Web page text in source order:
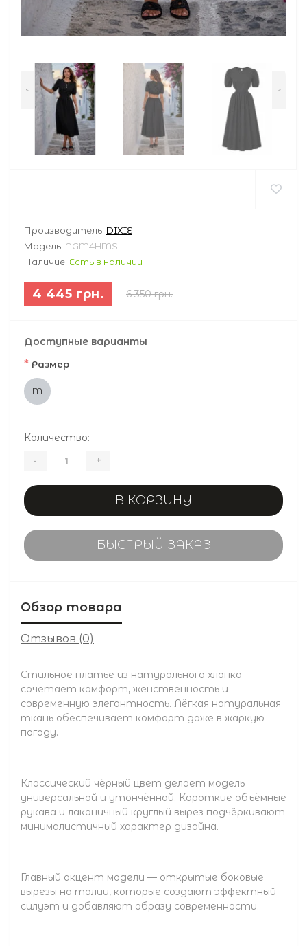
< >
Производитель: DIXIE
Модель: AGM4HMS
Наличие: Есть в наличии
4 445 грн. 6 350 грн.
Доступные варианты
* Размер
M
Количество:
- +
В КОРЗИНУ
БЫСТРЫЙ ЗАКАЗ
Обзор товара
Отзывов (0)
Стильное платье из натурального хлопка
сочетает комфорт, женственность и
современную элегантность. Лёгкая натуральная
ткань обеспечивает комфорт даже в жаркую
погоду.
Классический чёрный цвет делает модель
универсальной и утончённой. Короткие объёмные
рукава и лаконичный круглый вырез подчёркивают
минималистичный характер дизайна.
Главный акцент модели — открытые боковые
вырезы на талии, которые создают эффектный
силуэт и добавляют образу современности.